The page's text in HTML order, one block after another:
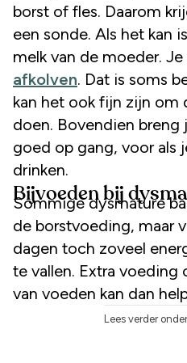
borst of fles. Daarom
een sonde. Als het kan
melk van de moeder.
afkolven. Dat is soms
kan het ook fijn zijn om
doen. Bovendien
goed op gang, voor als
drinken.
Bijvoeden bij
Sommige dysmature
de borstvoeding, maar
dagen toch zoveel
te vallen. Extra voeding
van voeden kan dan
Lees verder